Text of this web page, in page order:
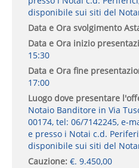
disponibile sui siti del
Data e Ora svolgimento
Data e Ora inizio
15:30
Data e Ora fine
17:00
Luogo dove presentare
Notaio Banditore in Via
00174, tel: 06/7142245, e-
e presso i Notai c.d.
disponibile sui siti del
Cauzione:€. 9.450,00